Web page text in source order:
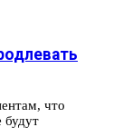
что
будут